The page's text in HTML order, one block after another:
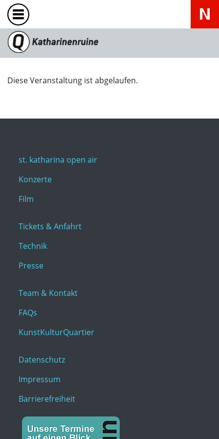
Diese Veranstaltung ist abgelaufen.
st. katharina open air
Konzerte
Film
Tickets & Anfahrt
Technik
Presse
Team & Kontakt
FAQs
KunstKulturQuartier
Datenschutz
Impressum
Barrierefreiheit